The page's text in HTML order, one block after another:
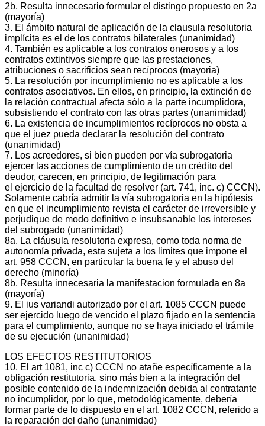
2b. Resulta innecesario formular el distingo propuesto en 2a
(mayoría)
3. El ámbito natural de aplicación de la clausula resolutoria
implícita es el de los contratos bilaterales (unanimidad)
4. También es aplicable a los contratos onerosos y a los
contratos extintivos siempre que las prestaciones,
atribuciones o sacrificios sean recíprocos (mayoria)
5. La resolución por incumplimiento no es aplicable a los
contratos asociativos. En ellos, en principio, la extinción de
la relación contractual afecta sólo a la parte incumplidora,
subsistiendo el contrato con las otras partes (unanimidad)
6. La existencia de incumplimientos recíprocos no obsta a
que el juez pueda declarar la resolución del contrato
(unanimidad)
7. Los acreedores, si bien pueden por vía subrogatoria
ejercer las acciones de cumplimiento de un crédito del
deudor, carecen, en principio, de legitimación para
el ejercicio de la facultad de resolver (art. 741, inc. c) CCCN).
Solamente cabría admitir la vía subrogatoria en la hipótesis
en que el incumplimiento revista el carácter de irreversible y
perjudique de modo definitivo e insubsanable los intereses
del subrogado (unanimidad)
8a. La cláusula resolutoria expresa, como toda norma de
autonomía privada, esta sujeta a los limites que impone el
art. 958 CCCN, en particular la buena fe y el abuso del
derecho (minoría)
8b. Resulta innecesaria la manifestacion formulada en 8a
(mayoría)
9. El ius variandi autorizado por el art. 1085 CCCN puede
ser ejercido luego de vencido el plazo fijado en la sentencia
para el cumplimiento, aunque no se haya iniciado el trámite
de su ejecución (unanimidad)
LOS EFECTOS RESTITUTORIOS
10. El art 1081, inc c) CCCN no atañe específicamente a la
obligación restitutoria, sino más bien a la integración del
posible contenido de la indemnización debida al contratante
no incumplidor, por lo que, metodológicamente, debería
formar parte de lo dispuesto en el art. 1082 CCCN, referido a
la reparación del daño (unanimidad)